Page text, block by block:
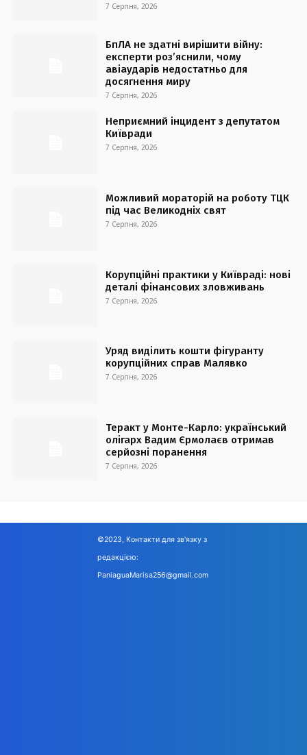
7 Серпня, 2026
БпЛА не здатні вирішити війну:
експерти роз’яснили, чому
авіаударів недостатньо для
досягнення миру
7 Серпня, 2026
Неприємний інцидент з депутатом
Київради
7 Серпня, 2026
Можливий мораторій на роботу ТЦК
під час Великодніх свят
7 Серпня, 2026
Корупційні практики у Київраді: нові
деталі фінансових зловживань
7 Серпня, 2026
Уряд виділить кошти фігуранту
корупційних справ Малявко
7 Серпня, 2026
Теракт у Монте-Карло: український
олігарх Вадим Єрмолаєв отримав
серйозні поранення
7 Серпня, 2026
©2023, Контакти для зв'язку з
редакцією:
PaniaguaMarisa256@gmail.com